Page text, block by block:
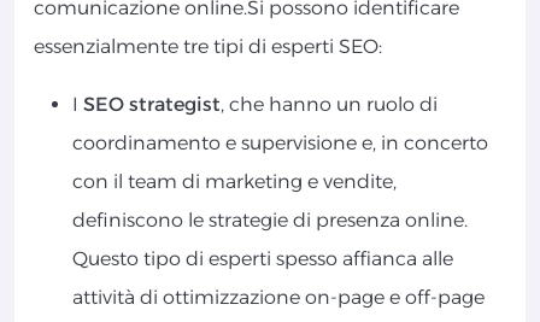
comunicazione online.Si possono identificare
essenzialmente tre tipi di esperti SEO:
I SEO strategist, che hanno un ruolo di
coordinamento e supervisione e, in concerto
con il team di marketing e vendite,
definiscono le strategie di presenza online.
Questo tipo di esperti spesso affianca alle
attività di ottimizzazione on-page e off-page